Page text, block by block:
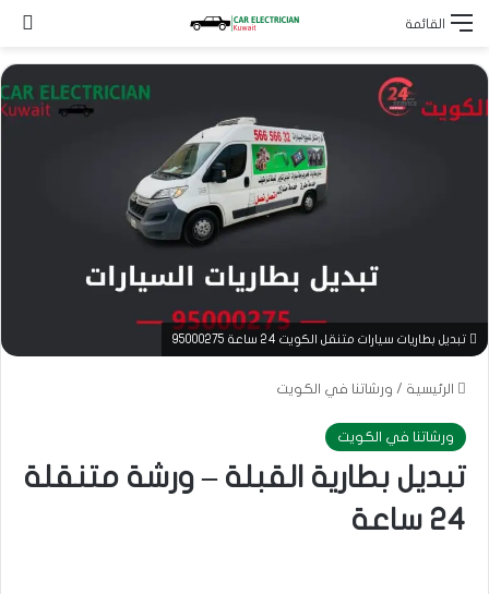
القائمة
تبديل بطاريات سيارات متنقل الكويت 24 ساعة 95000275
الرئيسية / ورشاتنا في الكويت
ورشاتنا في الكويت
تبديل بطارية القبلة – ورشة متنقلة
24 ساعة